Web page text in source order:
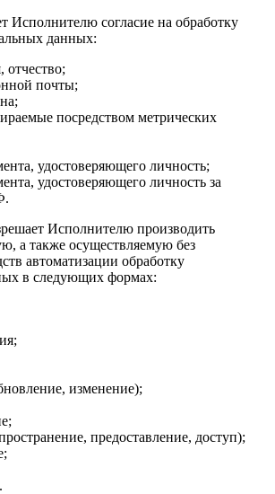
Исполнителю согласие на обработку
данных:
почты;
посредством метрических
удостоверяющего личность;
удостоверяющего личность за
Исполнителю производить
а также осуществляемую без
автоматизации обработку
в следующих формах:
изменение);
предоставление, доступ);